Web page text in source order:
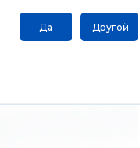
Да Другой